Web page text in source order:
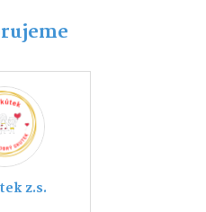
z.s.